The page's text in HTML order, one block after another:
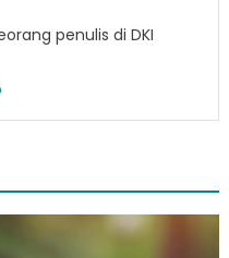
penulis di DKI